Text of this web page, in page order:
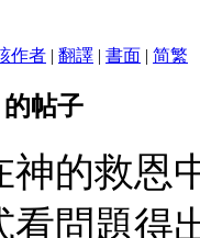
作者 | 翻譯 | 書面 | 简繁
的帖子
神的救恩
看問題得